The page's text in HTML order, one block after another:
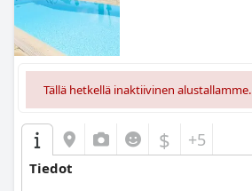
Tällä hetkellä inaktiivinen alustallamme.
$ +5
Tiedot